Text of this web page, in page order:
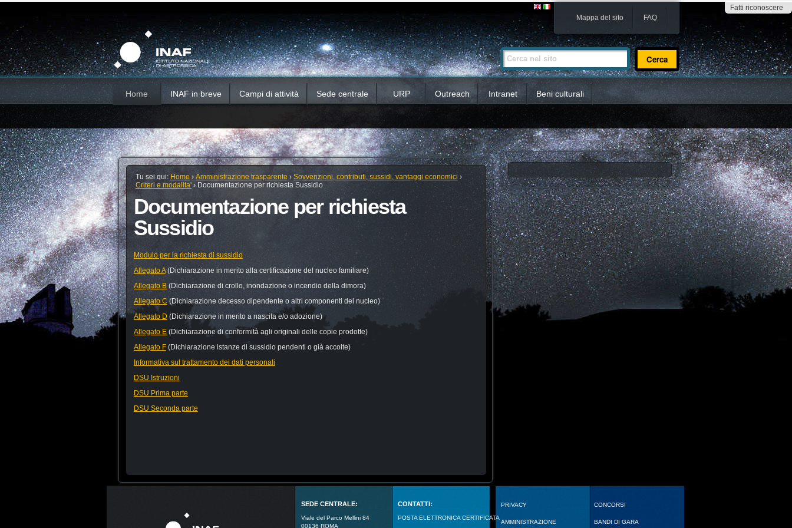
Fatti riconoscere
contenuti.
Salta
alla
navigazione
Mappa del sito FAQ
Cerca nel sito
Ricerca
avanzata…
Home INAF in breve Campi di attività Sede centrale URP Outreach Intranet Beni culturali
Tu sei qui: Home › Amministrazione trasparente › Sovvenzioni, contributi, sussidi, vantaggi economici ›
Criteri e modalita' › Documentazione per richiesta Sussidio
Documentazione per richiesta
Sussidio
Modulo per la richiesta di sussidio
Allegato A(Dichiarazione in merito alla certificazione del nucleo familiare)
Allegato B(Dichiarazione di crollo, inondazione o incendio della dimora)
Allegato C(Dichiarazione decesso dipendente o altri componenti del nucleo)
Allegato D (Dichiarazione in merito a nascita e/o adozione)
Allegato E(Dichiarazione di conformità agli originali delle copie prodotte)
Allegato F(Dichiarazione istanze di sussidio pendenti o già accolte)
Informativa sul trattamento dei dati personali
DSU Istruzioni
DSU Prima parte
DSU Seconda parte
SEDE CENTRALE:
Viale del Parco Mellini 84
00136 ROMA
CONTATTI:
POSTA ELETTRONICA CERTIFICATA
PRIVACY
AMMINISTRAZIONE
CONCORSI
BANDI DI GARA